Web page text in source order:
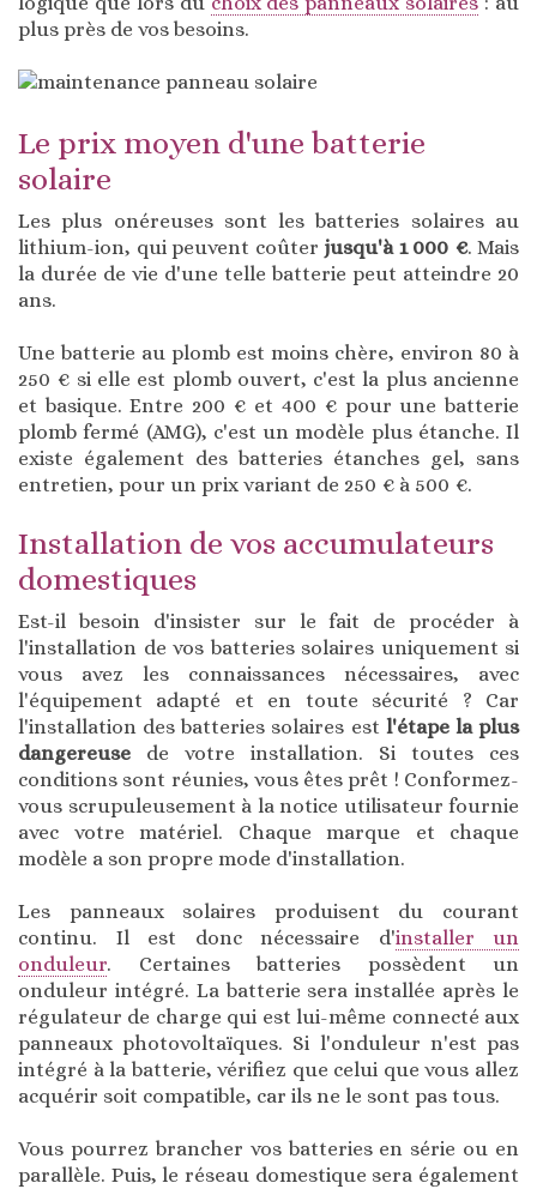
plus près de vos besoins.
Le prix moyen d'une batterie
solaire
Les plus onéreuses sont les batteries solaires au
lithium-ion, qui peuvent coûter jusqu'à 1 000 €. Mais
la durée de vie d'une telle batterie peut atteindre 20
ans.
Une batterie au plomb est moins chère, environ 80 à
250 € si elle est plomb ouvert, c'est la plus ancienne
et basique. Entre 200 € et 400 € pour une batterie
plomb fermé (AMG), c'est un modèle plus étanche. Il
existe également des batteries étanches gel, sans
entretien, pour un prix variant de 250 € à 500 €.
Installation de vos accumulateurs
domestiques
Est-il besoin d'insister sur le fait de procéder à
l'installation de vos batteries solaires uniquement si
vous avez les connaissances nécessaires, avec
l'équipement adapté et en toute sécurité ? Car
l'installation des batteries solaires est l'étape la plus
dangereuse de votre installation. Si toutes ces
conditions sont réunies, vous êtes prêt ! Conformez-
vous scrupuleusement à la notice utilisateur fournie
avec votre matériel. Chaque marque et chaque
modèle a son propre mode d'installation.
Les panneaux solaires produisent du courant
continu. Il est donc nécessaire d'installer un
onduleur. Certaines batteries possèdent un
onduleur intégré. La batterie sera installée après le
régulateur de charge qui est lui-même connecté aux
panneaux photovoltaïques. Si l'onduleur n'est pas
intégré à la batterie, vérifiez que celui que vous allez
acquérir soit compatible, car ils ne le sont pas tous.
Vous pourrez brancher vos batteries en série ou en
parallèle. Puis, le réseau domestique sera également